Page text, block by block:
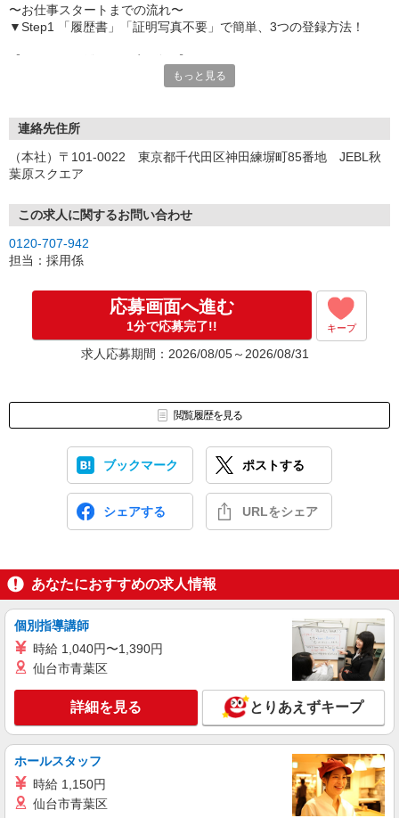
〜お仕事スタートまでの流れ〜
▼Step1 「履歴書」「証明写真不要」で簡単、3つの登録方法！
いつでも好きな時間に登録OK
受付時間/平日9:00〜19:00
【来場登録（目安1時間30分）】
▼Step2 全国にあるお仕事の中から、あなたにピッタリのお仕事を
ご案内
▼Step3 就業前に職場見学で気になる事はしっかりチェック！
応募⇒最短で2日後からの勤務も可能です！
もっと見る
連絡先住所
（本社）〒101-0022 東京都千代田区神田練塀町85番地 JEBL秋
葉原スクエア
この求人に関するお問い合わせ
0120-707-942
担当：採用係
応募画面へ進む
1分で応募完了!! キープ
求人応募期間：2026/08/05～2026/08/31
閲覧履歴を見る
ブックマーク ポストする
シェアする URLをシェア
あなたにおすすめの求人情報
個別指導講師
時給 1,040円〜1,390円
仙台市青葉区
詳細を見る とりあえずキープ
ホールスタッフ
時給 1,150円
仙台市青葉区